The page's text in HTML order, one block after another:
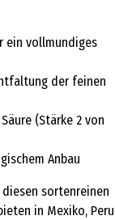
ein vollmundiges
der feinen
(Stärke 2 von
Anbau
sortenreinen
in Mexiko, Peru